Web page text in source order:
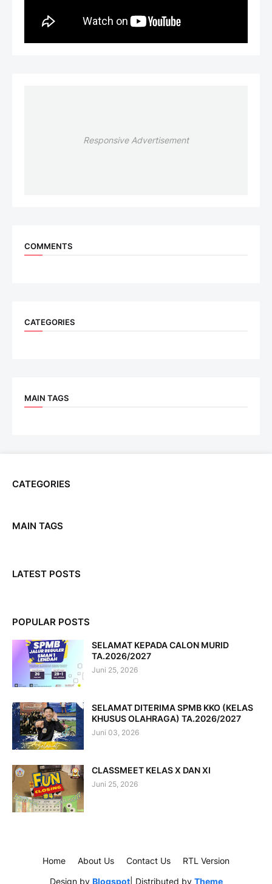
Responsive Advertisement
COMMENTS
CATEGORIES
MAIN TAGS
CATEGORIES
MAIN TAGS
LATEST POSTS
POPULAR POSTS
SELAMAT KEPADA CALON MURID
TA.2026/2027
Juni 25, 2026
SELAMAT DITERIMA SPMB KKO (KELAS
KHUSUS OLAHRAGA) TA.2026/2027
Juni 03, 2026
CLASSMEET KELAS X DAN XI
Juni 25, 2026
Design by Blogspot| Distributed by Theme
Home About Us Contact Us RTL Version